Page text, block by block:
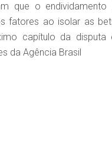
que o
fatores ao isolar as
capítulo da
da Agência Brasil